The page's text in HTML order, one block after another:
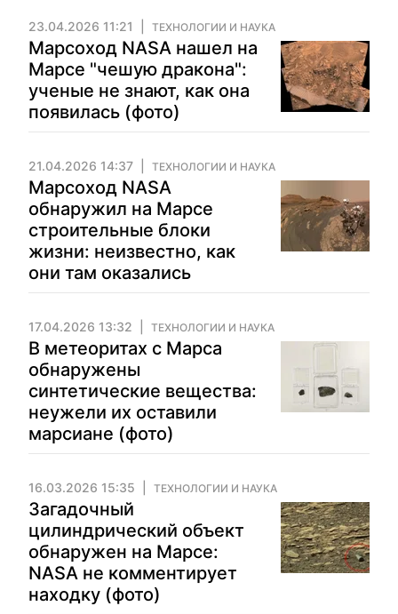
23.04.2026 11:21 ТЕХНОЛОГИИ И НАУКА
Марсоход NASA нашел на
Марсе "чешую дракона":
ученые не знают, как она
появилась (фото)
21.04.2026 14:37 ТЕХНОЛОГИИ И НАУКА
Марсоход NASA
обнаружил на Марсе
строительные блоки
жизни: неизвестно, как
они там оказались
17.04.2026 13:32 ТЕХНОЛОГИИ И НАУКА
В метеоритах с Марса
обнаружены
синтетические вещества:
неужели их оставили
марсиане (фото)
16.03.2026 15:35 ТЕХНОЛОГИИ И НАУКА
Загадочный
цилиндрический объект
обнаружен на Марсе:
NASA не комментирует
находку (фото)